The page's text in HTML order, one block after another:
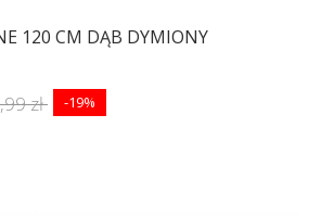
120 CM DĄB DYMIONY
zł -19%